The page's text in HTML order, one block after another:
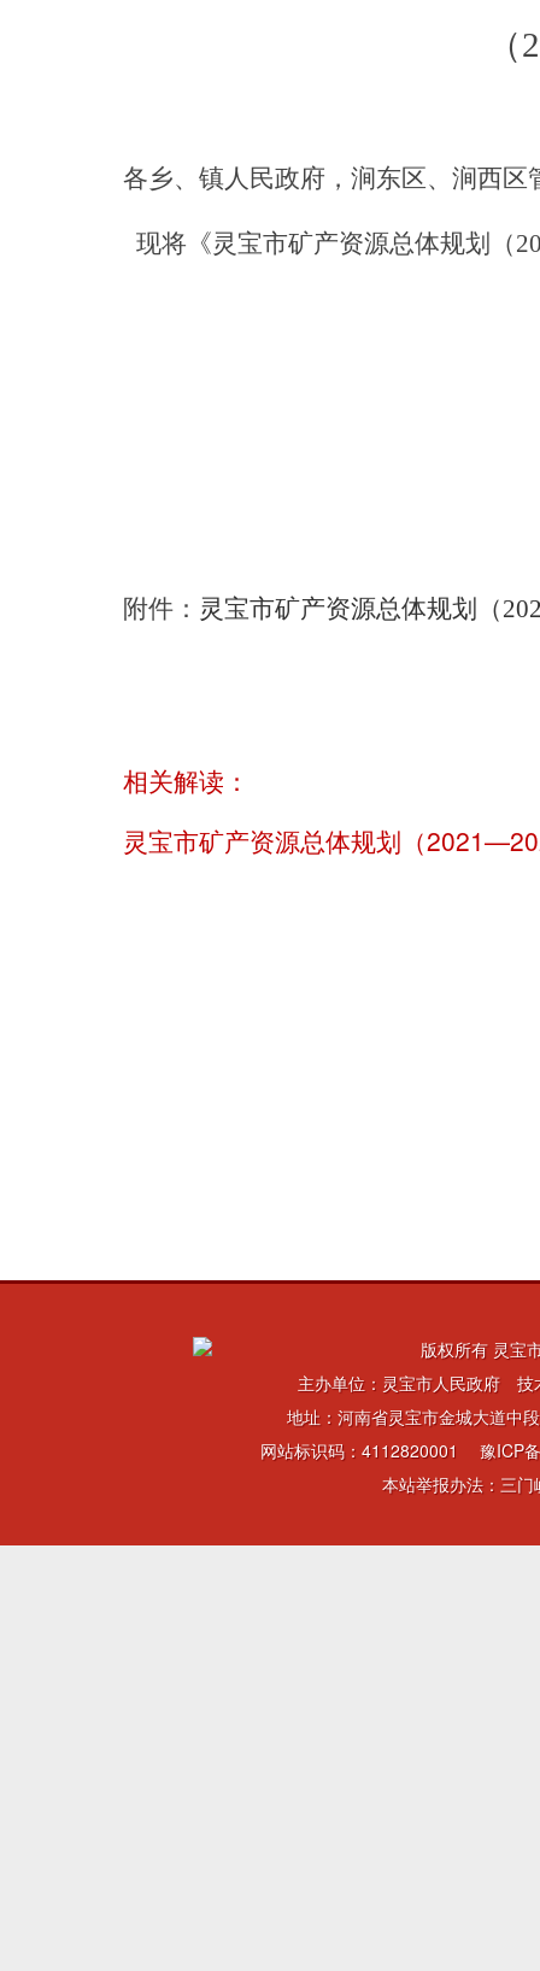
各乡、镇人民政府，涧东区、涧西
现将《灵宝市矿产资源总体规划（
附件： 灵宝市矿产资源总体规划（
相关解读：
灵宝市矿产资源总体规划（
版权所有 灵宝
主办单位：灵宝市人民政府 技
地址：河南省灵宝市金城大道
网站标识码：4112820001 豫ICP
本站举报办法：三